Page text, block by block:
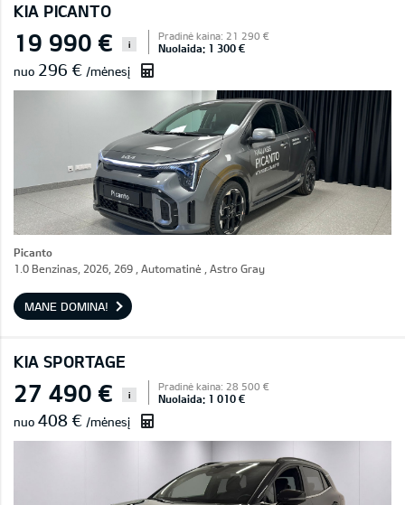
KIA PICANTO
19 990 € i
Pradinė kaina: 21 290 €
Nuolaida: 1 300 €
nuo 296 € /mėnesį
Picanto
1.0 Benzinas, 2026, 269 , Automatinė , Astro Gray
MANE DOMINA!
KIA SPORTAGE
27 490 € i
Pradinė kaina: 28 500 €
Nuolaida: 1 010 €
nuo 408 € /mėnesį